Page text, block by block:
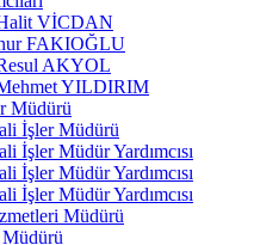
VİCDAN
FAKIOĞLU
AKYOL
YILDIRIM
Müdürü
İşler Müdürü
İşler Müdür Yardımcısı
İşler Müdür Yardımcısı
İşler Müdür Yardımcısı
Müdürü